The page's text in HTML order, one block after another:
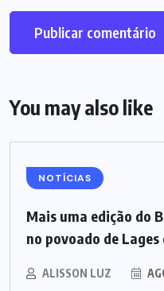
You may also like
NOTÍCIAS
Mais uma edição do
no povoado de
ALISSON LUZ